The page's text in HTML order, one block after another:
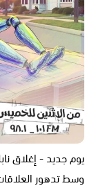
يوم جديد - إغلاق
وسط تدهور العلاقات